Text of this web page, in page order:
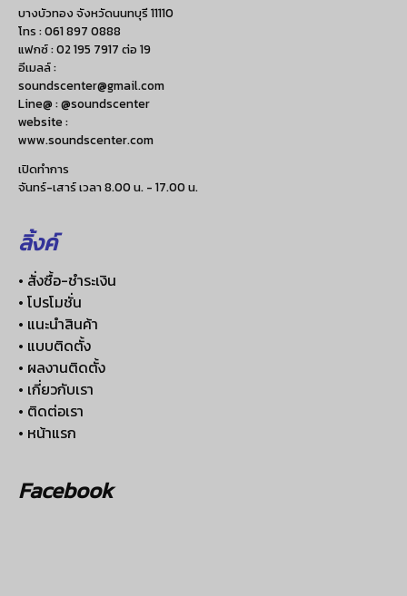
บางบัวทอง จังหวัดนนทบุรี 11110
โทร :061 897 0888
แฟกซ์ :02 195 7917 ต่อ 19
อีเมลล์ :
soundscenter@gmail.com
Line@ : @soundscenter
website :
www.soundscenter.com
เปิดทำการ
จันทร์-เสาร์ เวลา 8.00 น. - 17.00 น.
ลิ้งค์
• สั่งซื้อ-ชำระเงิน
• โปรโมชั่น
• แนะนำสินค้า
• แบบติดตั้ง
• ผลงานติดตั้ง
• เกี่ยวกับเรา
• ติดต่อเรา
• หน้าแรก
Facebook